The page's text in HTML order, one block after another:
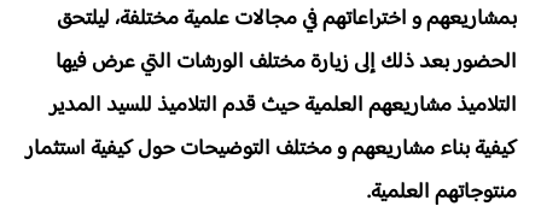
بمشاريعهم و اختراعاتهم في مجالات علمية مختلفة، ليلتحق
الحضور بعد ذلك إلى زيارة مختلف الورشات التي عرض فيها
التلاميذ مشاريعهم العلمية حيث قدم التلاميذ للسيد المدير
كيفية بناء مشاريعهم و مختلف التوضيحات حول كيفية استثمار
منتوجاتهم العلمية.